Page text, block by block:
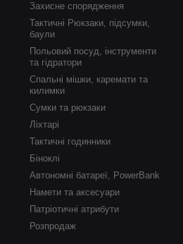
Захисне спорядження
Тактичні Рюкзаки, підсумки,
баули
Польовий посуд, інструменти
та гідратори
Спальні мішки, каремати та
килимки
Сумки та рюкзаки
Ліхтарі
Тактичні годинники
Біноклі
Автономні батареї, PowerBank
Намети та аксесуари
Патріотичні атрибути
Розпродаж